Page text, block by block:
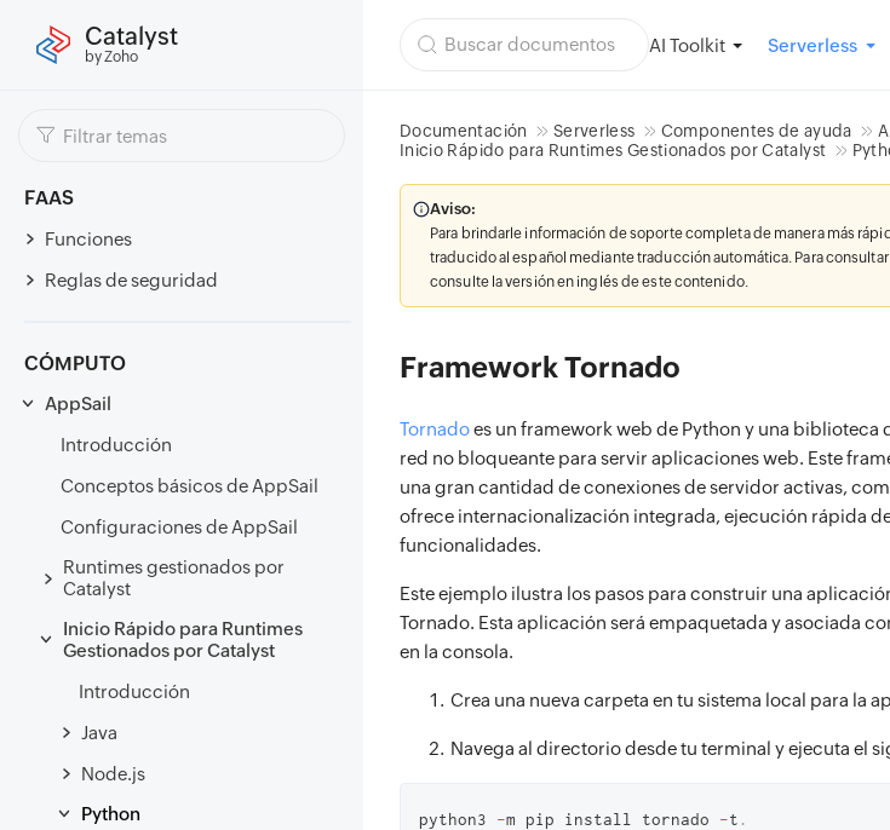
Catalyst
by Zoho
AI Toolkit Serverless
FAAS
Funciones
Reglas de seguridad
CÓMPUTO
AppSail
Introducción
Conceptos básicos de AppSail
Configuraciones de AppSail
Runtimes gestionados por
Catalyst
Inicio Rápido para Runtimes
Gestionados por Catalyst
Introducción
Java
Node.js
Python
Documentación Serverless Componentes de ayuda
Inicio Rápido para Runtimes Gestionados por Catalyst
Aviso:
Para brindarle información de soporte completa de manera más
traducido al español mediante traducción automática. Para
consulte la versión en inglés de este contenido.
Framework Tornado
Tornadoes un framework web de Python y una biblioteca
red no bloqueante para servir aplicaciones web. Este
una gran cantidad de conexiones de servidor activas,
ofrece internacionalización integrada, ejecución rápida
funcionalidades.
Este ejemplo ilustra los pasos para construir una
Tornado. Esta aplicación será empaquetada y asociada
en la consola.
Crea una nueva carpeta en tu sistema local para la
Navega al directorio desde tu terminal y ejecuta el
python3 -m pip install tornado -t .